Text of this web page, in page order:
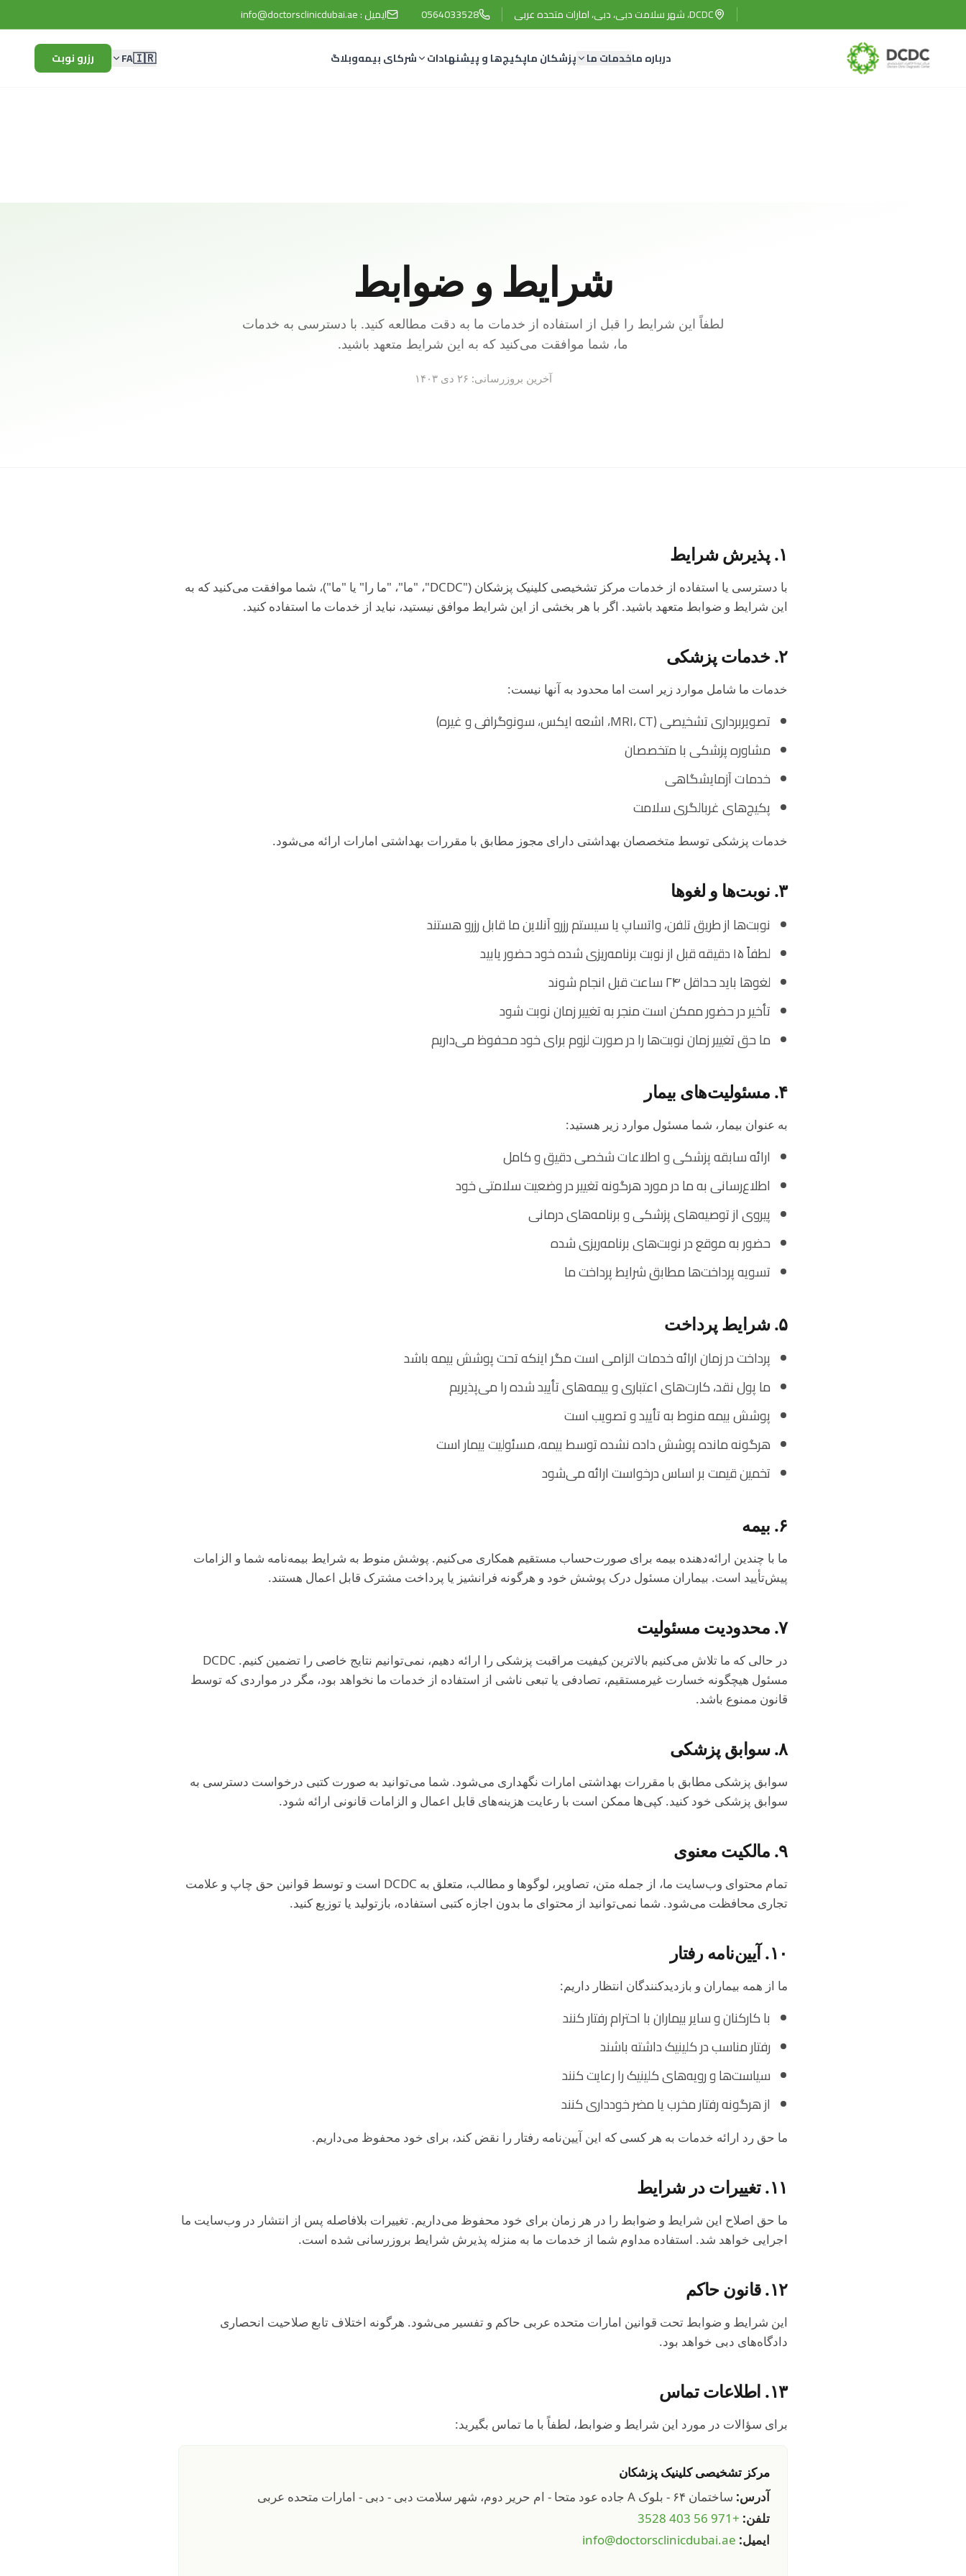
DCDC، شهر سلامت دبی، دبی، امارات متحده عربی 0564033528 ایمیل :info@doctorsclinicdubai.ae
درباره ماخدمات ما پزشکان ماپکیج‌ها و پیشنهادات شرکای بیمهوبلاگ 🇮🇷
FA رزرو نوبت
شرایط و ضوابط
لطفاً این شرایط را قبل از استفاده از خدمات ما به دقت مطالعه کنید. با دسترسی به خدمات
ما، شما موافقت می‌کنید که به این شرایط متعهد باشید.
آخرین بروزرسانی: ۲۶ دی ۱۴۰۳
۱. پذیرش شرایط
با دسترسی یا استفاده از خدمات مرکز تشخیصی کلینیک پزشکان ("DCDC"، "ما"، "ما را" یا "ما")، شما موافقت می‌کنید که به
این شرایط و ضوابط متعهد باشید. اگر با هر بخشی از این شرایط موافق نیستید، نباید از خدمات ما استفاده کنید.
۲. خدمات پزشکی
خدمات ما شامل موارد زیر است اما محدود به آنها نیست:
تصویربرداری تشخیصی (MRI، CT، اشعه ایکس، سونوگرافی و غیره)
مشاوره پزشکی با متخصصان
خدمات آزمایشگاهی
پکیج‌های غربالگری سلامت
خدمات پزشکی توسط متخصصان بهداشتی دارای مجوز مطابق با مقررات بهداشتی امارات ارائه می‌شود.
۳. نوبت‌ها و لغوها
نوبت‌ها از طریق تلفن، واتساپ یا سیستم رزرو آنلاین ما قابل رزرو هستند
لطفاً ۱۵ دقیقه قبل از نوبت برنامه‌ریزی شده خود حضور یابید
لغوها باید حداقل ۲۴ ساعت قبل انجام شوند
تأخیر در حضور ممکن است منجر به تغییر زمان نوبت شود
ما حق تغییر زمان نوبت‌ها را در صورت لزوم برای خود محفوظ می‌داریم
۴. مسئولیت‌های بیمار
به عنوان بیمار، شما مسئول موارد زیر هستید:
ارائه سابقه پزشکی و اطلاعات شخصی دقیق و کامل
اطلاع‌رسانی به ما در مورد هرگونه تغییر در وضعیت سلامتی خود
پیروی از توصیه‌های پزشکی و برنامه‌های درمانی
حضور به موقع در نوبت‌های برنامه‌ریزی شده
تسویه پرداخت‌ها مطابق شرایط پرداخت ما
۵. شرایط پرداخت
پرداخت در زمان ارائه خدمات الزامی است مگر اینکه تحت پوشش بیمه باشد
ما پول نقد، کارت‌های اعتباری و بیمه‌های تأیید شده را می‌پذیریم
پوشش بیمه منوط به تأیید و تصویب است
هرگونه مانده پوشش داده نشده توسط بیمه، مسئولیت بیمار است
تخمین قیمت بر اساس درخواست ارائه می‌شود
۶. بیمه
ما با چندین ارائه‌دهنده بیمه برای صورت‌حساب مستقیم همکاری می‌کنیم. پوشش منوط به شرایط بیمه‌نامه شما و الزامات
پیش‌تأیید است. بیماران مسئول درک پوشش خود و هرگونه فرانشیز یا پرداخت مشترک قابل اعمال هستند.
۷. محدودیت مسئولیت
در حالی که ما تلاش می‌کنیم بالاترین کیفیت مراقبت پزشکی را ارائه دهیم، نمی‌توانیم نتایج خاصی را تضمین کنیم. DCDC
مسئول هیچگونه خسارت غیرمستقیم، تصادفی یا تبعی ناشی از استفاده از خدمات ما نخواهد بود، مگر در مواردی که توسط
قانون ممنوع باشد.
۸. سوابق پزشکی
سوابق پزشکی مطابق با مقررات بهداشتی امارات نگهداری می‌شود. شما می‌توانید به صورت کتبی درخواست دسترسی به
سوابق پزشکی خود کنید. کپی‌ها ممکن است با رعایت هزینه‌های قابل اعمال و الزامات قانونی ارائه شود.
۹. مالکیت معنوی
تمام محتوای وب‌سایت ما، از جمله متن، تصاویر، لوگوها و مطالب، متعلق به DCDC است و توسط قوانین حق چاپ و علامت
تجاری محافظت می‌شود. شما نمی‌توانید از محتوای ما بدون اجازه کتبی استفاده، بازتولید یا توزیع کنید.
۱۰. آیین‌نامه رفتار
ما از همه بیماران و بازدیدکنندگان انتظار داریم:
با کارکنان و سایر بیماران با احترام رفتار کنند
رفتار مناسب در کلینیک داشته باشند
سیاست‌ها و رویه‌های کلینیک را رعایت کنند
از هرگونه رفتار مخرب یا مضر خودداری کنند
ما حق رد ارائه خدمات به هر کسی که این آیین‌نامه رفتار را نقض کند، برای خود محفوظ می‌داریم.
۱۱. تغییرات در شرایط
ما حق اصلاح این شرایط و ضوابط را در هر زمان برای خود محفوظ می‌داریم. تغییرات بلافاصله پس از انتشار در وب‌سایت ما
اجرایی خواهد شد. استفاده مداوم شما از خدمات ما به منزله پذیرش شرایط بروزرسانی شده است.
۱۲. قانون حاکم
این شرایط و ضوابط تحت قوانین امارات متحده عربی حاکم و تفسیر می‌شود. هرگونه اختلاف تابع صلاحیت انحصاری
دادگاه‌های دبی خواهد بود.
۱۳. اطلاعات تماس
برای سؤالات در مورد این شرایط و ضوابط، لطفاً با ما تماس بگیرید:
مرکز تشخیصی کلینیک پزشکان
آدرس: ساختمان ۶۴ - بلوک A جاده عود متحا - ام حریر دوم، شهر سلامت دبی - دبی - امارات متحده عربی
تلفن: +971 56 403 3528
ایمیل: info@doctorsclinicdubai.ae